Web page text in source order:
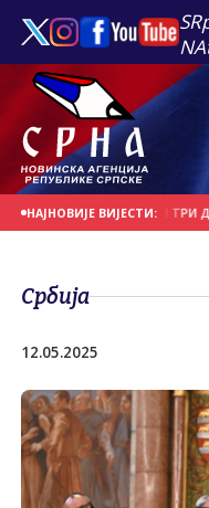
НАЈНОВИЈЕ ВИЈЕСТИ:
КАЗНЕ И НАКОН ТРИ
Србија
12.05.2025